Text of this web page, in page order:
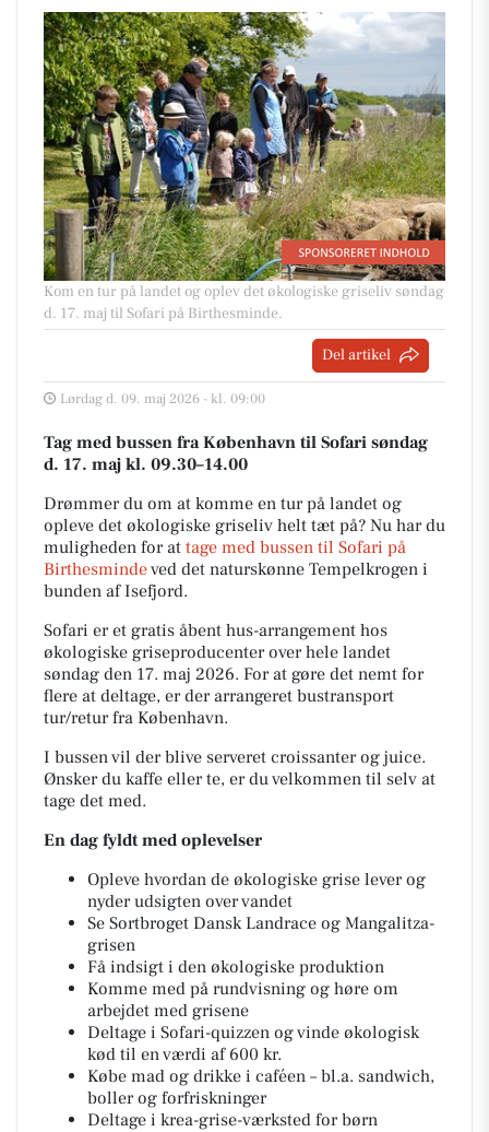
Kom en tur på landet og oplev det økologiske griseliv søndag
d. 17. maj til Sofari på Birthesminde.
Del artikel
Lørdag d. 09. maj 2026 - kl. 09:00
Tag med bussen fra København til Sofari søndag
d. 17. maj kl. 09.30–14.00
Drømmer du om at komme en tur på landet og
opleve det økologiske griseliv helt tæt på? Nu har du
muligheden for at tage med bussen til Sofari på
Birthesmindeved det naturskønne Tempelkrogen i
bunden af Isefjord.
Sofari er et gratis åbent hus-arrangement hos
økologiske griseproducenter over hele landet
søndag den 17. maj 2026. For at gøre det nemt for
flere at deltage, er der arrangeret bustransport
tur/retur fra København.
I bussen vil der blive serveret croissanter og juice.
Ønsker du kaffe eller te, er du velkommen til selv at
tage det med.
En dag fyldt med oplevelser
Opleve hvordan de økologiske grise lever og
nyder udsigten over vandet
Se Sortbroget Dansk Landrace og Mangalitza-
grisen
Få indsigt i den økologiske produktion
Komme med på rundvisning og høre om
arbejdet med grisene
Deltage i Sofari-quizzen og vinde økologisk
kød til en værdi af 600 kr.
Købe mad og drikke i caféen – bl.a. sandwich,
boller og forfriskninger
Deltage i krea-grise-værksted for børn